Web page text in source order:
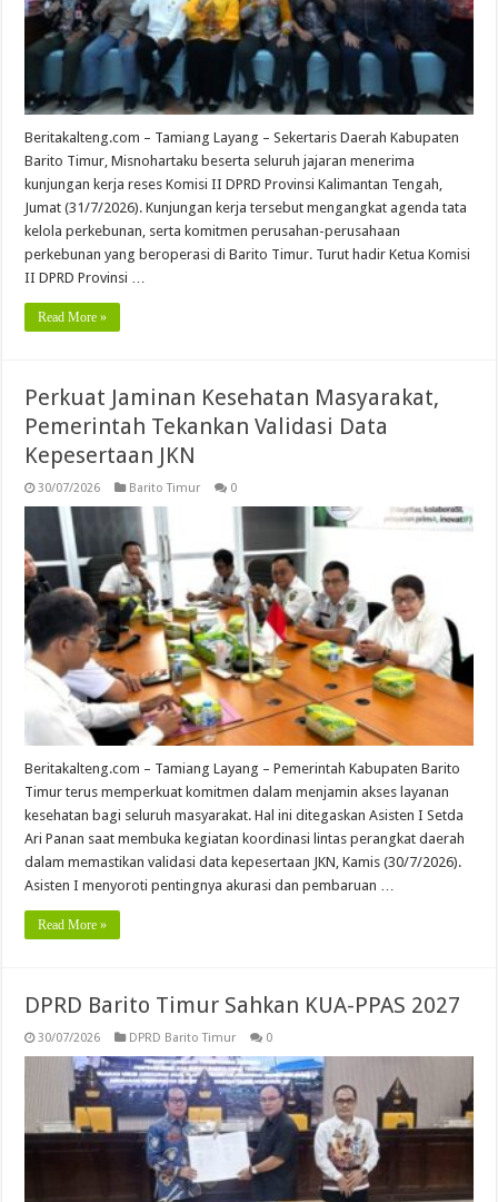
Beritakalteng.com – Tamiang Layang – Sekertaris Daerah Kabupaten
Barito Timur, Misnohartaku beserta seluruh jajaran menerima
kunjungan kerja reses Komisi II DPRD Provinsi Kalimantan Tengah,
Jumat (31/7/2026). Kunjungan kerja tersebut mengangkat agenda tata
kelola perkebunan, serta komitmen perusahan-perusahaan
perkebunan yang beroperasi di Barito Timur. Turut hadir Ketua Komisi
II DPRD Provinsi …
Read More »
Perkuat Jaminan Kesehatan Masyarakat,
Pemerintah Tekankan Validasi Data
Kepesertaan JKN
30/07/2026 Barito Timur 0
Beritakalteng.com – Tamiang Layang – Pemerintah Kabupaten Barito
Timur terus memperkuat komitmen dalam menjamin akses layanan
kesehatan bagi seluruh masyarakat. Hal ini ditegaskan Asisten I Setda
Ari Panan saat membuka kegiatan koordinasi lintas perangkat daerah
dalam memastikan validasi data kepesertaan JKN, Kamis (30/7/2026).
Asisten I menyoroti pentingnya akurasi dan pembaruan …
Read More »
DPRD Barito Timur Sahkan KUA-PPAS 2027
30/07/2026 DPRD Barito Timur 0